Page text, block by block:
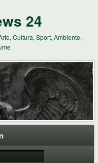
24
Cultura, Sport, Ambiente,